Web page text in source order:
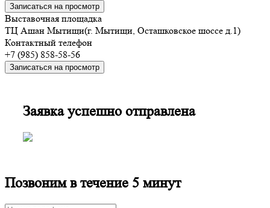
Записаться на просмотр
Выставочная площадка
ТЦ Ашан Мытищи(г. Мытищи, Осташковское шоссе д.1)
Контактный телефон
+7 (985) 858-58-56
Записаться на просмотр
Заявка успешно отправлена
Позвоним в течение 5 минут